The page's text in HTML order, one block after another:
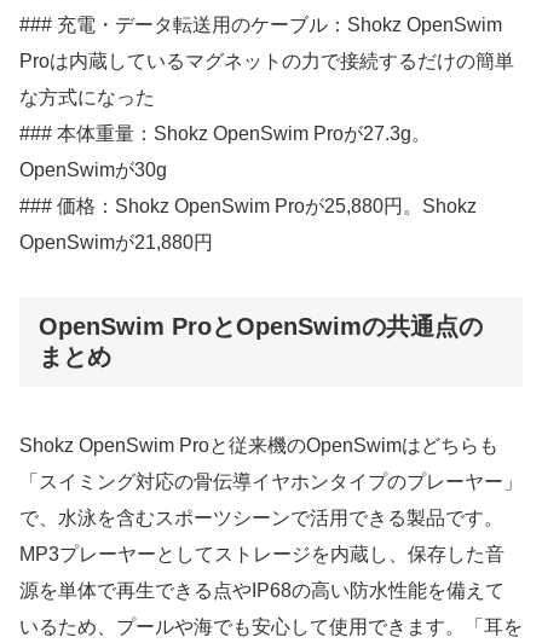
### 充電・データ転送用のケーブル：Shokz OpenSwim
Proは内蔵しているマグネットの力で接続するだけの簡単
な方式になった
### 本体重量：Shokz OpenSwim Proが27.3g。
OpenSwimが30g
### 価格：Shokz OpenSwim Proが25,880円。Shokz
OpenSwimが21,880円
OpenSwim ProとOpenSwimの共通点の
まとめ
Shokz OpenSwim Proと従来機のOpenSwimはどちらも
「スイミング対応の骨伝導イヤホンタイプのプレーヤー」
で、水泳を含むスポーツシーンで活用できる製品です。
MP3プレーヤーとしてストレージを内蔵し、保存した音
源を単体で再生できる点やIP68の高い防水性能を備えて
いるため、プールや海でも安心して使用できます。「耳を